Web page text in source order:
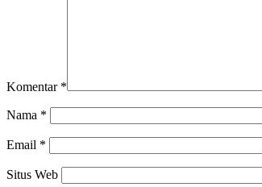
Komentar *
Nama *
Email *
Situs Web